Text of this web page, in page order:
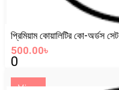
প্রিমিয়াম কোয়ালিটির কো-অর্ডস সেট
500.00৳
0